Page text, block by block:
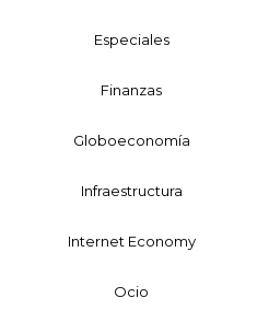
Especiales
Finanzas
Globoeconomía
Infraestructura
Internet Economy
Ocio